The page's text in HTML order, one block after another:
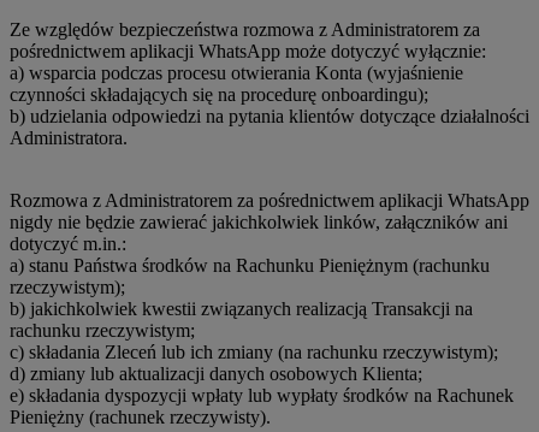
Ze względów bezpieczeństwa rozmowa z Administratorem za
pośrednictwem aplikacji WhatsApp może dotyczyć wyłącznie:
a) wsparcia podczas procesu otwierania Konta (wyjaśnienie
czynności składających się na procedurę onboardingu);
b) udzielania odpowiedzi na pytania klientów dotyczące działalności
Administratora.
Rozmowa z Administratorem za pośrednictwem aplikacji WhatsApp
nigdy nie będzie zawierać jakichkolwiek linków, załączników ani
dotyczyć m.in.:
a) stanu Państwa środków na Rachunku Pieniężnym (rachunku
rzeczywistym);
b) jakichkolwiek kwestii związanych realizacją Transakcji na
rachunku rzeczywistym;
c) składania Zleceń lub ich zmiany (na rachunku rzeczywistym);
d) zmiany lub aktualizacji danych osobowych Klienta;
e) składania dyspozycji wpłaty lub wypłaty środków na Rachunek
Pieniężny (rachunek rzeczywisty).